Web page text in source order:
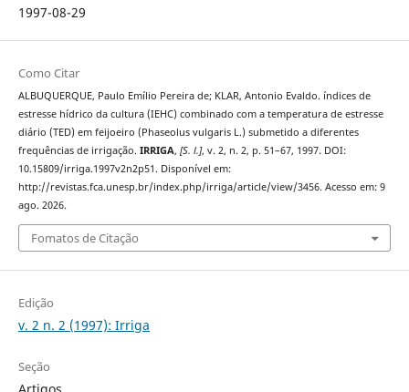
1997-08-29
Como Citar
ALBUQUERQUE, Paulo Emílio Pereira de; KLAR, Antonio Evaldo. índices de
estresse hídrico da cultura (IEHC) combinado com a temperatura de estresse
diário (TED) em feijoeiro (Phaseolus vulgaris L.) submetido a diferentes
frequências de irrigação. IRRIGA, [S. l.], v. 2, n. 2, p. 51–67, 1997. DOI:
10.15809/irriga.1997v2n2p51. Disponível em:
http://revistas.fca.unesp.br/index.php/irriga/article/view/3456. Acesso em: 9
ago. 2026.
Fomatos de Citação
Edição
v. 2 n. 2 (1997): Irriga
Seção
Artigos